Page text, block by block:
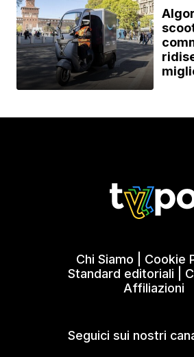
Chi Siamo Cookie
Standard editoriali
Affiliazioni
Seguici sui nostri